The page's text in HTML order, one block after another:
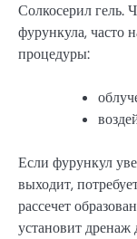
Солкосерил гель.
фурункула, часто
процедуры:
Если фурункул
выходит,
рассечет
установит дренаж